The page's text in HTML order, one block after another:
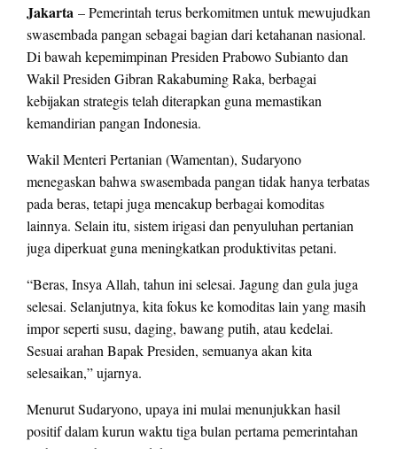
Jakarta – Pemerintah terus berkomitmen untuk mewujudkan
swasembada pangan sebagai bagian dari ketahanan nasional.
Di bawah kepemimpinan Presiden Prabowo Subianto dan
Wakil Presiden Gibran Rakabuming Raka, berbagai
kebijakan strategis telah diterapkan guna memastikan
kemandirian pangan Indonesia.
Wakil Menteri Pertanian (Wamentan), Sudaryono
menegaskan bahwa swasembada pangan tidak hanya terbatas
pada beras, tetapi juga mencakup berbagai komoditas
lainnya. Selain itu, sistem irigasi dan penyuluhan pertanian
juga diperkuat guna meningkatkan produktivitas petani.
“Beras, Insya Allah, tahun ini selesai. Jagung dan gula juga
selesai. Selanjutnya, kita fokus ke komoditas lain yang masih
impor seperti susu, daging, bawang putih, atau kedelai.
Sesuai arahan Bapak Presiden, semuanya akan kita
selesaikan,” ujarnya.
Menurut Sudaryono, upaya ini mulai menunjukkan hasil
positif dalam kurun waktu tiga bulan pertama pemerintahan